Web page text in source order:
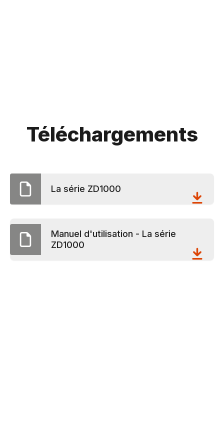
Téléchargements
La série ZD1000
Manuel d'utilisation - La série
ZD1000